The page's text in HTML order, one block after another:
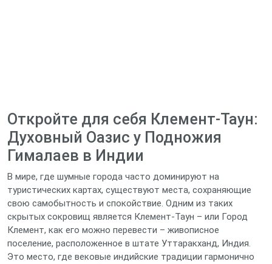
Откройте для себя Клемент-Таун:
Духовный Оазис у Подножия
Гималаев в Индии
В мире, где шумные города часто доминируют на
туристических картах, существуют места, сохраняющие
свою самобытность и спокойствие. Одним из таких
скрытых сокровищ является Клемент-Таун – или Город
Клемент, как его можно перевести – живописное
поселение, расположенное в штате Уттаракханд, Индия.
Это место, где вековые индийские традиции гармонично